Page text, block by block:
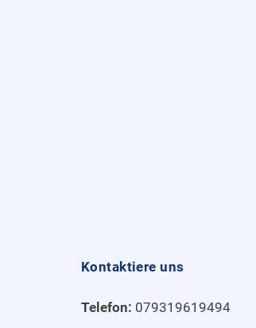
Kontaktiere uns
Telefon: 079319619494